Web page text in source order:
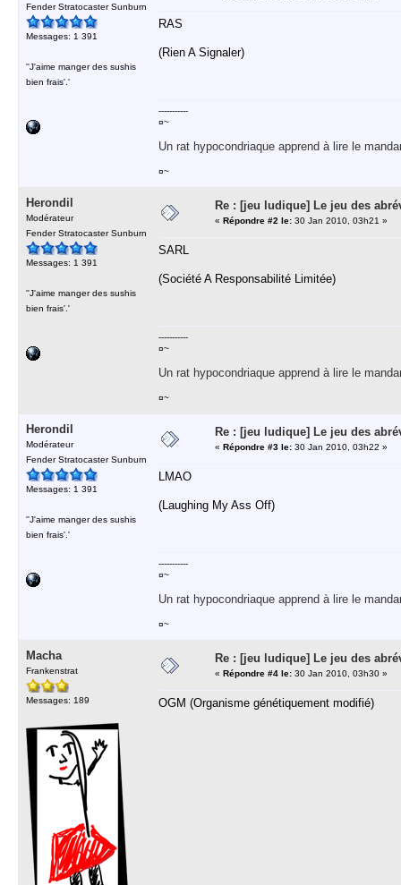
Fender Stratocaster Sunburn
Messages: 1 391
''J'aime manger des sushis
bien frais'.'
RAS
(Rien A Signaler)
-----------
¤~
Un rat hypocondriaque apprend à lire le
¤~
Herondil
Modérateur
Fender Stratocaster Sunburn
Messages: 1 391
''J'aime manger des sushis
bien frais'.'
Re : [jeu ludique] Le jeu des
« Répondre #2 le: 30 Jan 2010, 03h21 »
SARL
(Société A Responsabilité Limitée)
-----------
¤~
Un rat hypocondriaque apprend à lire le
¤~
Herondil
Modérateur
Fender Stratocaster Sunburn
Messages: 1 391
''J'aime manger des sushis
bien frais'.'
Re : [jeu ludique] Le jeu des
« Répondre #3 le: 30 Jan 2010, 03h22 »
LMAO
(Laughing My Ass Off)
-----------
¤~
Un rat hypocondriaque apprend à lire le
¤~
Macha
Frankenstrat
Messages: 189
Re : [jeu ludique] Le jeu des
« Répondre #4 le: 30 Jan 2010, 03h30 »
OGM (Organisme génétiquement modifié)